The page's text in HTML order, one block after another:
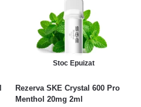
Stoc Epuizat
Rezerva SKE Crystal 600 Pro
Menthol 20mg 2ml